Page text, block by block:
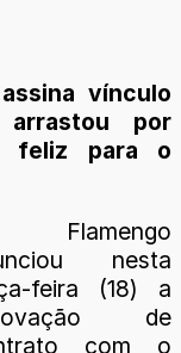
vínculo
por
feliz para o
Flamengo
nesta
feira (18) a
de
com o